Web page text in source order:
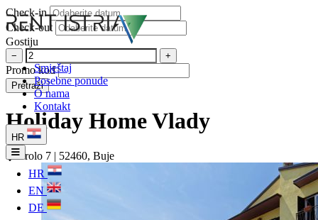
Smještaj
Posebne ponude
O nama
Kontakt
HR
HR
EN
DE
Check-in
Check-out
Gostiju
− +
Promo kod
Pretraži
Holiday Home Vlady
Brolo 7 | 52460, Buje